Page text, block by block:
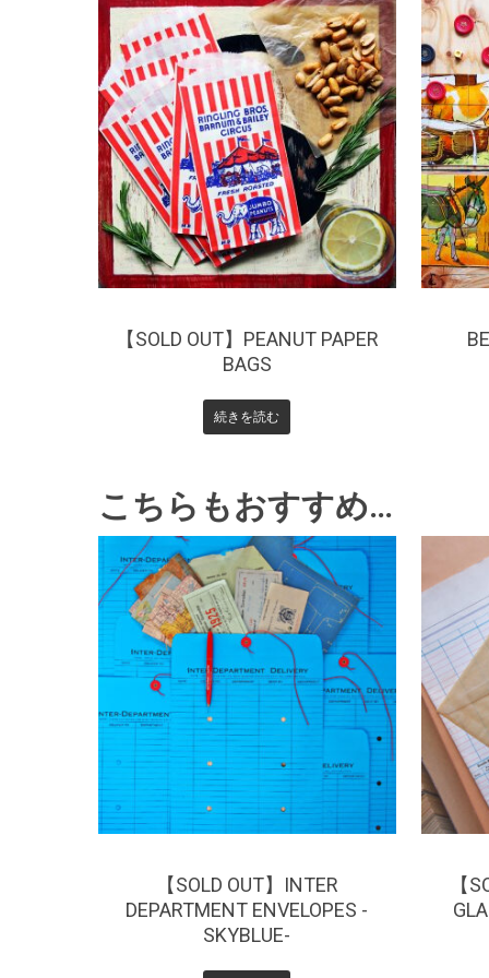
¥440
【SOLD OUT】PEANUT PAPER
BAGS
続きを読む
¥
こちらもおすすめ…
¥385
【SOLD OUT】INTER
DEPARTMENT ENVELOPES -
SKYBLUE-
【